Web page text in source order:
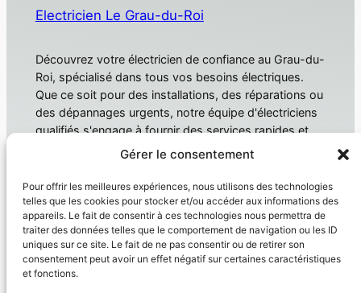
Gérer le consentement
Pour offrir les meilleures expériences, nous utilisons des technologies
telles que les cookies pour stocker et/ou accéder aux informations des
appareils. Le fait de consentir à ces technologies nous permettra de
traiter des données telles que le comportement de navigation ou les ID
uniques sur ce site. Le fait de ne pas consentir ou de retirer son
consentement peut avoir un effet négatif sur certaines caractéristiques
et fonctions.
Electricien Le Grau-du-Roi
Découvrez votre électricien de confiance au Grau-du-
Roi, spécialisé dans tous vos besoins électriques.
Que ce soit pour des installations, des réparations ou
des dépannages urgents, notre équipe d'électriciens
qualifiés s'engage à fournir des services rapides et
fiables. Électricien Le Grau-du-Roi
À propos
Domotique
Électricien
Produit
Confidentialité
Politique de confidentialité
Conditions générales
Nous contacter
Réseaux sociaux